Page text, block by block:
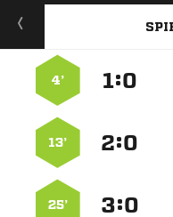
:
4’
:
13’
:
25’